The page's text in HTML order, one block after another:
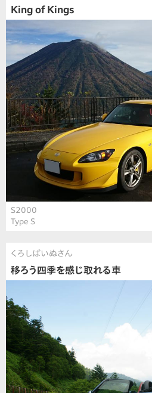
King of Kings
S2000
Type S
くろしばいぬさん
移ろう四季を感じ取れる車